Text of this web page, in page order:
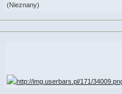
(Nieznany)